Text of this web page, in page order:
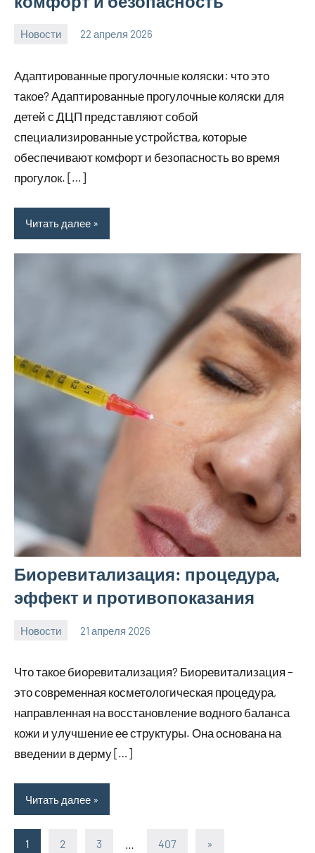
Новости 22 апреля 2026
Адаптированные прогулочные коляски: что это
такое? Адаптированные прогулочные коляски для
детей с ДЦП представляют собой
специализированные устройства, которые
обеспечивают комфорт и безопасность во время
прогулок. […]
Читать далее
Биоревитализация: процедура,
эффект и противопоказания
Новости 21 апреля 2026
Что такое биоревитализация? Биоревитализация –
это современная косметологическая процедура,
направленная на восстановление водного баланса
кожи и улучшение ее структуры. Она основана на
введении в дерму […]
Читать далее
1 2 3 407
Следующие
»